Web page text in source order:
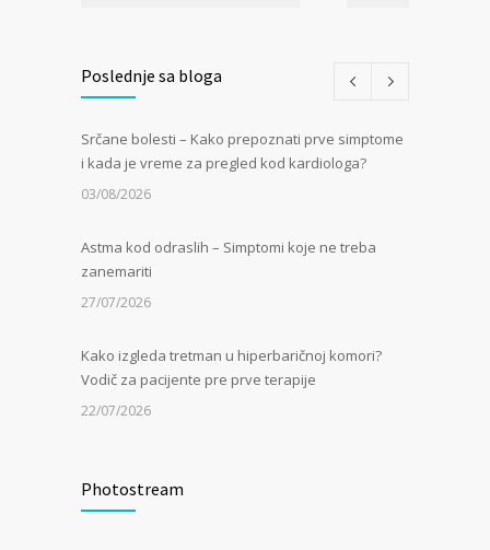
Poslednje sa bloga
Srčane bolesti – Kako prepoznati prve simptome
i kada je vreme za pregled kod kardiologa?
03/08/2026
Astma kod odraslih – Simptomi koje ne treba
zanemariti
27/07/2026
Kako izgleda tretman u hiperbaričnoj komori?
Vodič za pacijente pre prve terapije
22/07/2026
13/07/2026
Photostream